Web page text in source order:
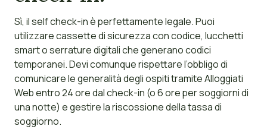
Sì, il self check-in è perfettamente legale. Puoi
utilizzare cassette di sicurezza con codice, lucchetti
smart o serrature digitali che generano codici
temporanei. Devi comunque rispettare l’obbligo di
comunicare le generalità degli ospiti tramite Alloggiati
Web entro 24 ore dal check-in (o 6 ore per soggiorni di
una notte) e gestire la riscossione della tassa di
soggiorno.